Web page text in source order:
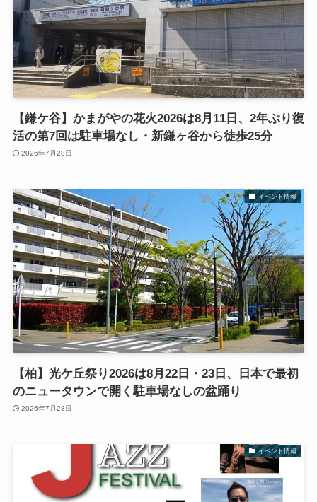
【鎌ケ谷】かまがやの花火2026は8月11日、2年ぶり復
活の第7回は駐車場なし・新鎌ヶ谷から徒歩25分
2026年7月28日
イベント情報
【柏】光ケ丘祭り2026は8月22日・23日、日本で最初
のニュータウンで開く駐車場なしの盆踊り
2026年7月28日
イベント情報